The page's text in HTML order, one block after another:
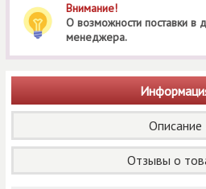
Внимание!
О возможности поставки в
менеджера.
Описание
Отзывы о